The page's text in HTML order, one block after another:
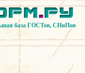
база ГОСТов, СНиПов